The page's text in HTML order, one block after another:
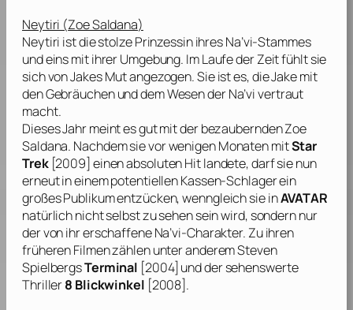
Neytiri (Zoe Saldana)
Neytiri ist die stolze Prinzessin ihres Na’vi-Stammes
und eins mit ihrer Umgebung. Im Laufe der Zeit fühlt sie
sich von Jakes Mut angezogen. Sie ist es, die Jake mit
den Gebräuchen und dem Wesen der Na’vi vertraut
macht.
Dieses Jahr meint es gut mit der bezauberndenZoe
Saldana. Nachdem sie vor wenigen Monaten mitStar
Trek[2009] einen absoluten Hit landete, darf sie nun
erneut in einem potentiellen Kassen-Schlager ein
großes Publikum entzücken, wenngleich sie inAVATAR
natürlich nicht selbst zu sehen sein wird, sondern nur
der von ihr erschaffene Na’vi-Charakter. Zu ihren
früheren Filmen zählen unter anderemSteven
SpielbergsTerminal [2004] und der sehenswerte
Thriller8 Blickwinkel [2008].